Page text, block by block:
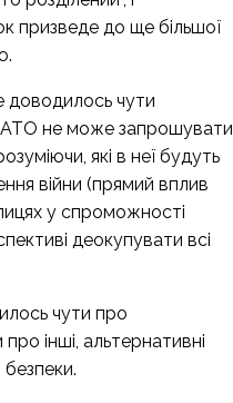
призведе до ще більшої
доводилось чути
не може запрошувати
які в неї будуть
війни (прямий вплив
у спроможності
деокупувати всі
чути про
інші, альтернативні
безпеки.